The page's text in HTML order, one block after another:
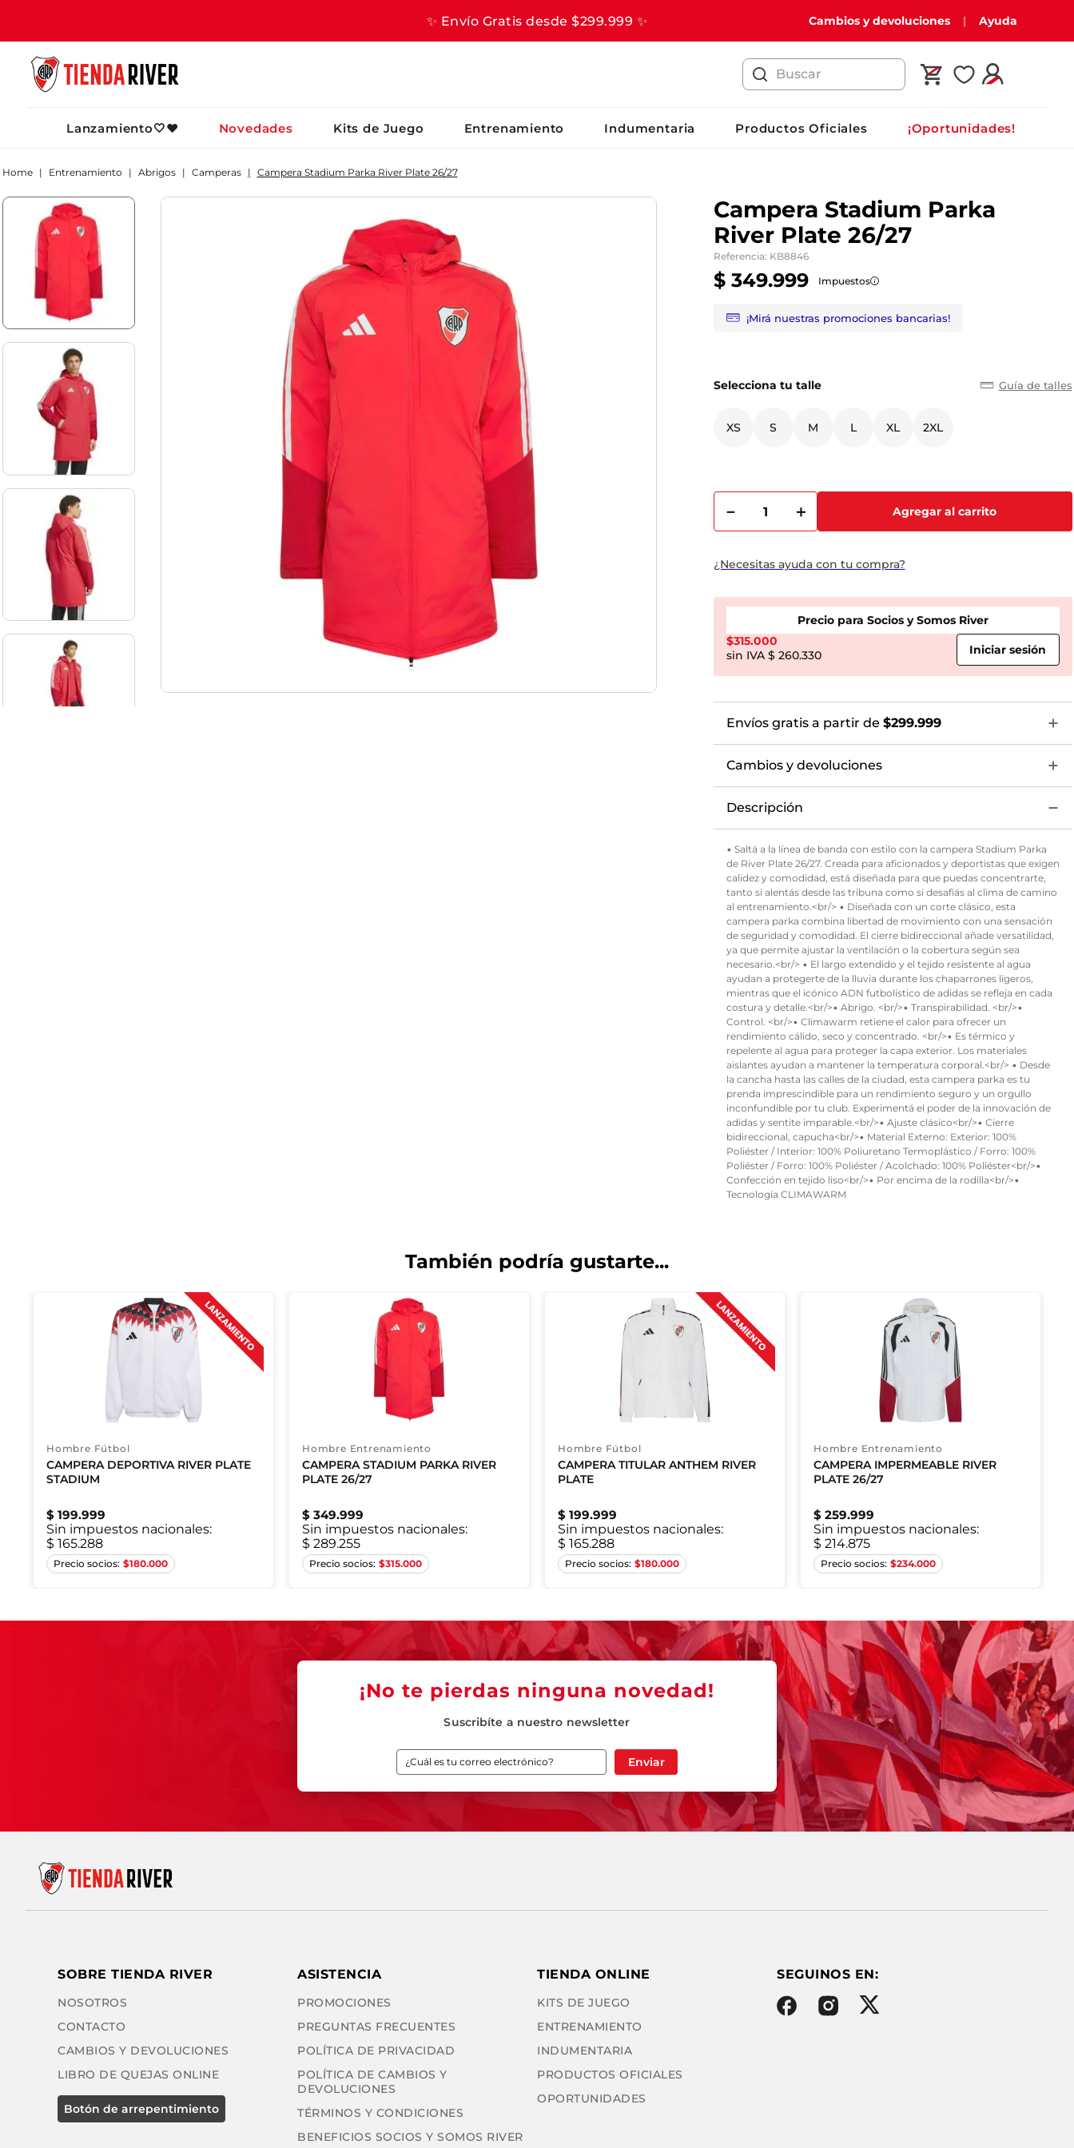
✨ Envío Gratis desde $299.999 ✨ Cambios y devoluciones Ayuda
Buscar
Lanzamiento🤍❤️ Novedades Kits de Juego Entrenamiento Indumentaria Productos Oficiales ¡Oportunidades!
Entrenamiento Abrigos Camperas Campera Stadium Parka River Plate 26/27
Campera Stadium Parka
River Plate 26/27
Referencia: KB8846
$ 349.999 Impuestos
¡Mirá nuestras promociones bancarias!
Guía de talles
Selecciona tu talle
XS S M L XL 2XL
＋
－ Agregar al carrito
¿Necesitas ayuda con tu compra?
Precio para Socios y Somos River
$315.000
$ 260.330
Envíos gratis a partir de $299.999
Cambios y devoluciones
Descripción
• Saltá a la línea de banda con estilo con la campera Stadium Parka
de River Plate 26/27. Creada para aficionados y deportistas que exigen
calidez y comodidad, está diseñada para que puedas concentrarte,
tanto si alentás desde las tribuna como si desafiás al clima de camino
al entrenamiento.<br/> • Diseñada con un corte clásico, esta
campera parka combina libertad de movimiento con una sensación
de seguridad y comodidad. El cierre bidireccional añade versatilidad,
ya que permite ajustar la ventilación o la cobertura según sea
necesario.<br/> • El largo extendido y el tejido resistente al agua
ayudan a protegerte de la lluvia durante los chaparrones ligeros,
mientras que el icónico ADN futbolístico de adidas se refleja en cada
costura y detalle.<br/>• Abrigo. <br/>• Transpirabilidad. <br/>•
Control. <br/>• Climawarm retiene el calor para ofrecer un
rendimiento cálido, seco y concentrado. <br/>• Es térmico y
repelente al agua para proteger la capa exterior. Los materiales
aislantes ayudan a mantener la temperatura corporal.<br/> • Desde
la cancha hasta las calles de la ciudad, esta campera parka es tu
prenda imprescindible para un rendimiento seguro y un orgullo
inconfundible por tu club. Experimentá el poder de la innovación de
adidas y sentite imparable.<br/>• Ajuste clásico<br/>• Cierre
bidireccional, capucha<br/>• Material Externo: Exterior: 100%
Poliéster / Interior: 100% Poliuretano Termoplástico / Forro: 100%
Poliéster / Forro: 100% Poliéster / Acolchado: 100% Poliéster<br/>•
Confección en tejido liso<br/>• Por encima de la rodilla<br/>•
Tecnología CLIMAWARM
También podría gustarte...
Hombre Fútbol
CAMPERA DEPORTIVA RIVER PLATE
STADIUM
$ 199.999
Sin impuestos nacionales:
$ 165.288
$180.000
XS
Hombre Entrenamiento
CAMPERA STADIUM PARKA RIVER
PLATE 26/27
$ 349.999
Sin impuestos nacionales:
$ 289.255
$315.000
XS
2XL
Hombre Fútbol
CAMPERA TITULAR ANTHEM RIVER
PLATE
$ 199.999
Sin impuestos nacionales:
$ 165.288
$180.000
XS
2XL
Hombre Entrenamiento
CAMPERA IMPERMEABLE RIVER
PLATE 26/27
$ 259.999
Sin impuestos nacionales:
$ 214.875
$234.000
S
¡No te pierdas ninguna novedad!
Suscribíte a nuestro newsletter
Enviar
SOBRE TIENDA RIVER
NOSOTROS
CONTACTO
CAMBIOS Y DEVOLUCIONES
LIBRO DE QUEJAS ONLINE
ASISTENCIA
PROMOCIONES
PREGUNTAS FRECUENTES
POLÍTICA DE PRIVACIDAD
POLÍTICA DE CAMBIOS Y
DEVOLUCIONES
TÉRMINOS Y CONDICIONES
BENEFICIOS SOCIOS Y SOMOS RIVER
TIENDA ONLINE
KITS DE JUEGO
ENTRENAMIENTO
INDUMENTARIA
PRODUCTOS OFICIALES
OPORTUNIDADES
SEGUINOS EN
1.
camiseta
pantalon
camiseta river
bolso
river
10 . aniversario